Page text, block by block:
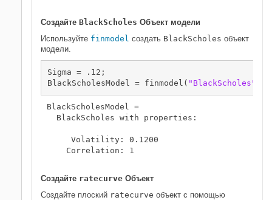
Создайте BlackScholes Объект модели
Используйте finmodel создать BlackScholes объект
модели.
Sigma = .12;
BlackScholesModel = finmodel( "BlackScholes"
BlackScholesModel =
  BlackScholes with properties:
     Volatility: 0.1200
    Correlation: 1
Создайте ratecurve Объект
Создайте плоский ratecurve объект с помощью